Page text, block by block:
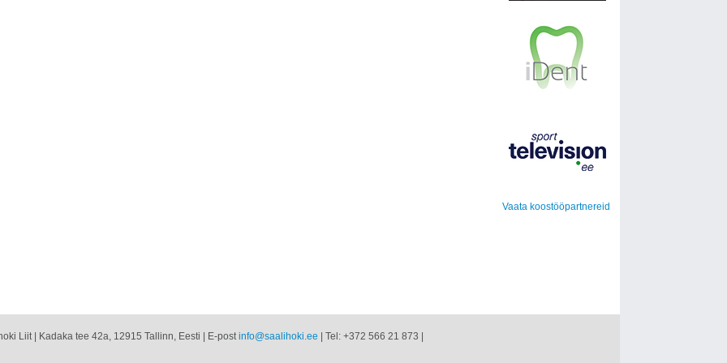
Vaata koostööpartnereid
Liit | Kadaka tee 42a, 12915 Tallinn, Eesti | E-postinfo@saalihoki.ee | Tel: +372 566 21 873 |